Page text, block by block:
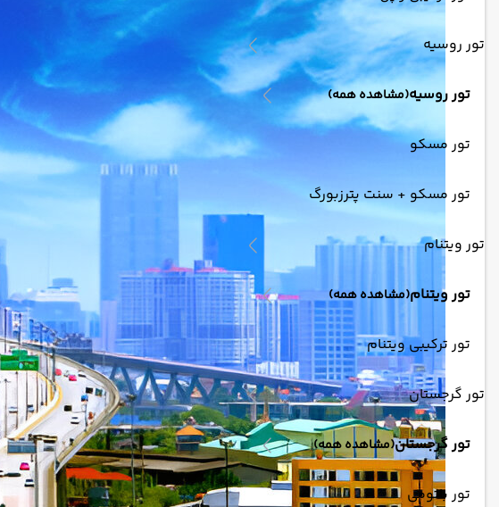
تور روسیه
تور روسیه(مشاهده همه)
تور مسکو
تور مسکو + سنت پترزبورگ
تور ویتنام
تور ویتنام(مشاهده همه)
تور ترکیبی ویتنام
تور گرجستان
تور گرجستان(مشاهده همه)
تور باتومی